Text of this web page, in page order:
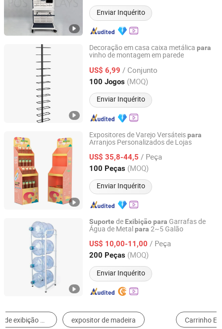
Enviar Inquérito
Decoração em casa caixa metálica para
vinho de montagem em parede
US$ 6,99 / Conjunto
100 Jogos (MOQ)
Enviar Inquérito
Huizhou Minxu Home Products Co., LTD
Guangdong, China Desde 2026
Expositores de Varejo Versáteispara
Arranjos Personalizados de Lojas
US$ 35,8-44,5 / Peça
100 Peças (MOQ)
Enviar Inquérito
Shanghai Xutai Industrial Co., Ltd.
Shanghai, China Desde 2025
Suporte de Exibiçãopara Garrafas de
Água de Metalpara 2~5 Galão
US$ 10,00-11,00 / Peça
200 Peças (MOQ)
Enviar Inquérito
Ningbo Homaster Electrical Appliances Co., Ltd.
Zhejiang, China Desde 2014
Carrinho Expositor